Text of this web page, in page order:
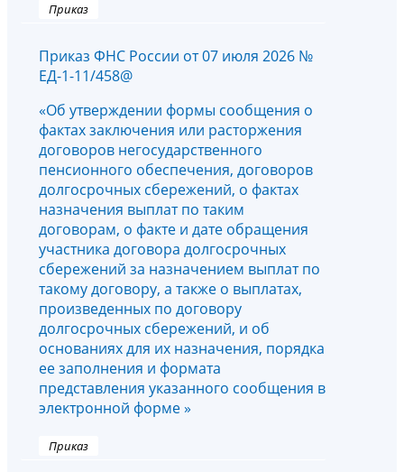
Приказ
Приказ ФНС России от 07 июля 2026 №
ЕД-1-11/458@
«Об утверждении формы сообщения о
фактах заключения или расторжения
договоров негосударственного
пенсионного обеспечения, договоров
долгосрочных сбережений, о фактах
назначения выплат по таким
договорам, о факте и дате обращения
участника договора долгосрочных
сбережений за назначением выплат по
такому договору, а также о выплатах,
произведенных по договору
долгосрочных сбережений, и об
основаниях для их назначения, порядка
ее заполнения и формата
представления указанного сообщения в
электронной форме »
Приказ